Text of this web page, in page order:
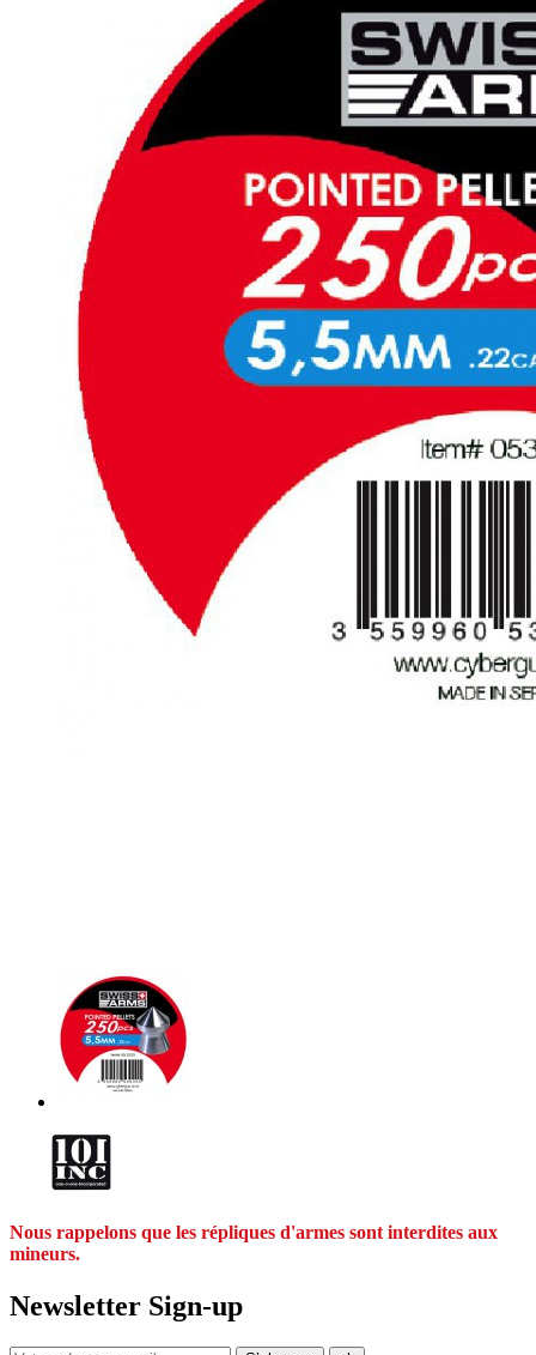
Nous rappelons que les répliques d'armes sont interdites aux
mineurs.
Newsletter Sign-up